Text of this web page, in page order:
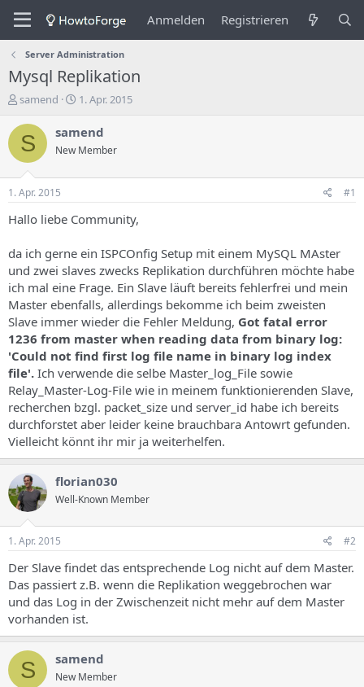
Anmelden Registrieren
Server Administration
Mysql Replikation
E
s
t
e
l
e
r
s
T
h
e
m
a
s
samend
E
s
e
n
d
a
t
u
m
1. Apr. 2015
S samend
New Member
1. Apr. 2015 #1
Hallo liebe Community,
da ich gerne ein ISPCOnfig Setup mit einem MySQL MAster
und zwei slaves zwecks Replikation durchführen möchte habe
ich mal eine Frage. Ein Slave läuft bereits fehlerfrei und mein
Master ebenfalls, allerdings bekomme ich beim zweisten
Slave immer wieder die Fehler Meldung, Got fatal error
1236 from master when reading data from binary log:
'Could not find first log file name in binary log index
file'. Ich verwende die selbe Master_log_File sowie
Relay_Master-Log-File wie in meinem funktionierenden Slave,
recherchen bzgl. packet_size und server_id habe ich bereits
durchforstet aber leider keine brauchbara Antowrt gefunden.
Vielleicht könnt ihr mir ja weiterhelfen.
florian030
Well-Known Member
1. Apr. 2015 #2
Der Slave findet das entsprechende Log nicht auf dem Master.
Das passiert z.B. wenn die Replikation weggebrochen war
und das Log in der Zwischenzeit nicht mehr auf dem Master
vorhanden ist.
S samend
New Member